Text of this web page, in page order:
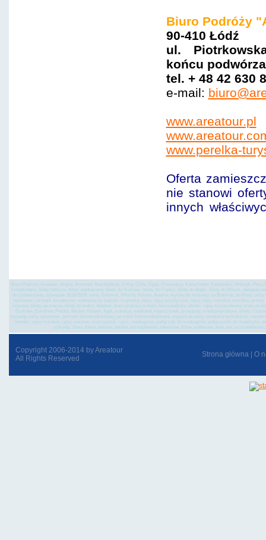
Biuro Podróży
90-410 Łódź
ul.
końcu
tel. + 48 42 630
e-mail:
www.areatour.pl
www.perelka-
Oferta
nie stanowi
innych
Biuro Podróży Areatour, Anglia, Armenia, Azerbejdżan, Chiny, Chile, Egipt, Chorwacja, Kazachstan, Kambodża, Meksyk,
Uzbekistanu, bilety lotnicze, bilety autokarowe, bilety do Niemiec, bilety do Francji, bilety do Anglii, bilety do Włoch,
do Uzbekistanu, sylwester 2018/2019, narty, Dolomiti, Włochy, Polska, Austria, wycieczki na kresy, na Białoruś, do Rosji,
sylwester, jarmark świąteczny, wielkanocny, kaziuki, majówka, rejsy, rejsy turystyczne, rejsy, rejsy morskie, morskie,
imprezy, bilety na mecze, bilety do teatru, Autokar, biuro podróży w łodzi, biura podróży włodzi, rejsy wycieczkowe,
Ecolines, Eurolines Polska, Becker Reisen, Agat, wakacje, weekend, wypoczynek, przejazdy, miedzynarodowe, bilety,
wyjazdy, narty, sylwester, jarmark boonarodzeniowy, jarmarki boonarodzeniowe, wyjazd na narty, sanatoria na białorusi,
morski, rejsy morskie, rejsy rzeczne, cruizy,paryż, rzym, medjugorie, pielgrzyki do medjugorie, pielgrzymki do maeksyku,
ochryda, litwa, łotwa, estonia, polska, bal kapitański, stena line, tt line, polferries, esta, eta, wiza
Copyright 2006-2014 by Areatour
All Rights Reserved
Strona główna O